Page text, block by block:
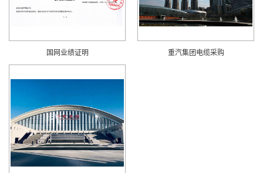
国网业绩证明 重汽集团电缆采购